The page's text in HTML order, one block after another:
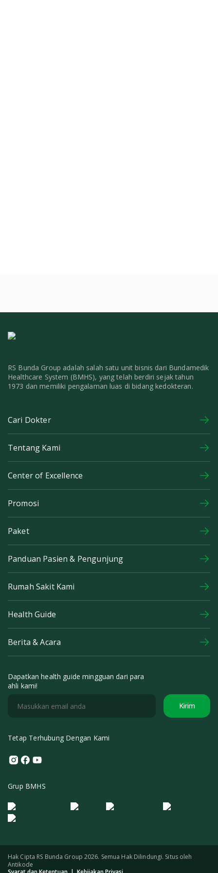
RS Bunda Group adalah salah satu unit bisnis dari Bundamedik
Healthcare System (BMHS), yang telah berdiri sejak tahun
1973 dan memiliki pengalaman luas di bidang kedokteran.
Cari Dokter
Tentang Kami
Center of Excellence
Promosi
Paket
Panduan Pasien & Pengunjung
Rumah Sakit Kami
Health Guide
Berita & Acara
Dapatkan health guide mingguan dari para
ahli kami!
Kirim
Tetap Terhubung Dengan Kami
Instagram
Facebook
Youtube
Grup BMHS
Logo Morula IFV Logo ER
Logo Diagnos
Logo IRSI
Hak Cipta RS Bunda Group 2026. Semua Hak Dilindungi. Situs oleh
Antikode